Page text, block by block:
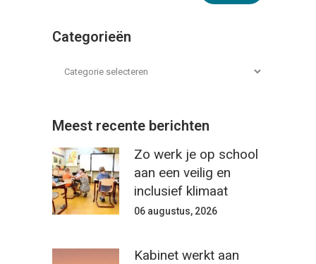
Categorieën
Meest recente berichten
Zo werk je op school
aan een veilig en
inclusief klimaat
06 augustus, 2026
Kabinet werkt aan